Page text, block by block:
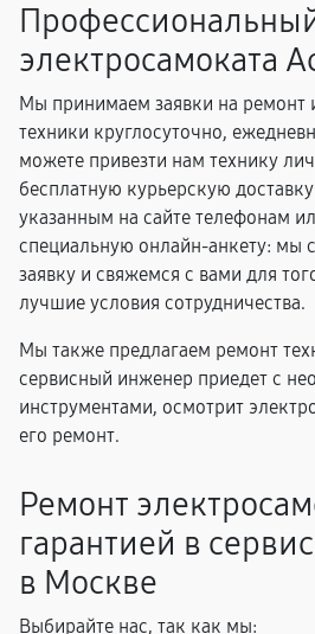
электросамоката
Мы принимаем заявки на ремонт
техники круглосуточно,
можете привезти нам технику
бесплатную курьерскую
указанным на сайте телефонам
специальную онлайн-анкету: мы
заявку и свяжемся с вами для
лучшие условия сотрудничества.
Мы также предлагаем ремонт
сервисный инженер приедет с
инструментами, осмотрит
его ремонт.
Ремонт
гарантией в
в Москве
Выбирайте нас, так как мы: